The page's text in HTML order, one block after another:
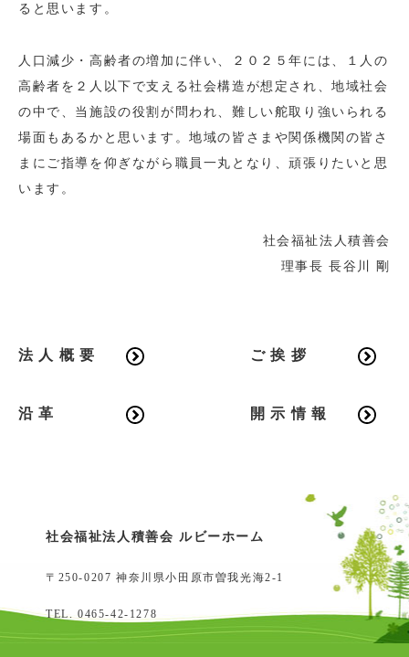
ると思います。
人口減少・高齢者の増加に伴い、２０２５年には、１人の
高齢者を２人以下で支える社会構造が想定され、地域社会
の中で、当施設の役割が問われ、難しい舵取り強いられる
場面もあるかと思います。地域の皆さまや関係機関の皆さ
まにご指導を仰ぎながら職員一丸となり、頑張りたいと思
います。
社会福祉法人積善会
理事長 長谷川 剛
法人概要 ご挨拶
沿革 開示情報
社会福祉法人積善会 ルビーホーム
〒250-0207 神奈川県小田原市曽我光海2-1
TEL. 0465-42-1278